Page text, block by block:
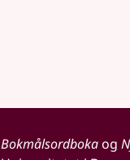
Bokmålsordbokaog